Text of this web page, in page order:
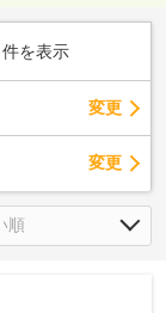
件を表示
変更
変更